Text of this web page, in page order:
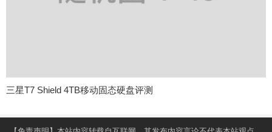
三星T7 Shield 4TB移动固态硬盘评测